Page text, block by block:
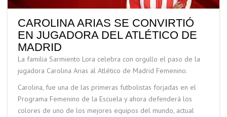
CAROLINA ARIAS SE CONVIRTIÓ
EN JUGADORA DEL ATLÉTICO DE
MADRID
La familia Sarmiento Lora celebra con orgullo el paso de la
jugadora Carolina Arias al Atlético de Madrid Femenino.
Carolina, fue una de las primeras futbolistas forjadas en el
Programa Femenino de la Escuela y ahora defenderá los
colores de uno de los mejores equipos del mundo, actual